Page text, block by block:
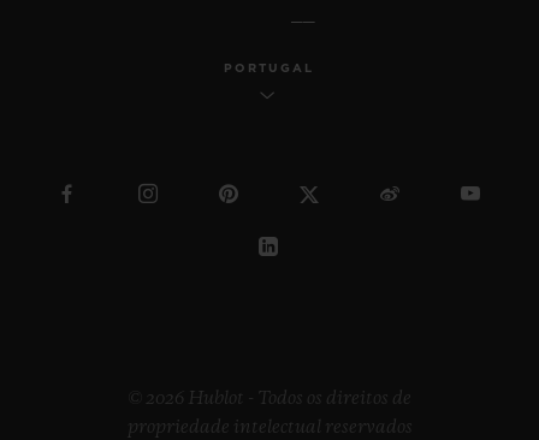
PORTUGAL
© 2026 Hublot - Todos os direitos de
propriedade intelectual reservados